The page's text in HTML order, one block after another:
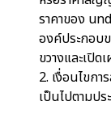
ราคาของ
องค์ประกอบ
ขวางและเปิด
2. เงื่อนไขก
เป็นไปตามปร